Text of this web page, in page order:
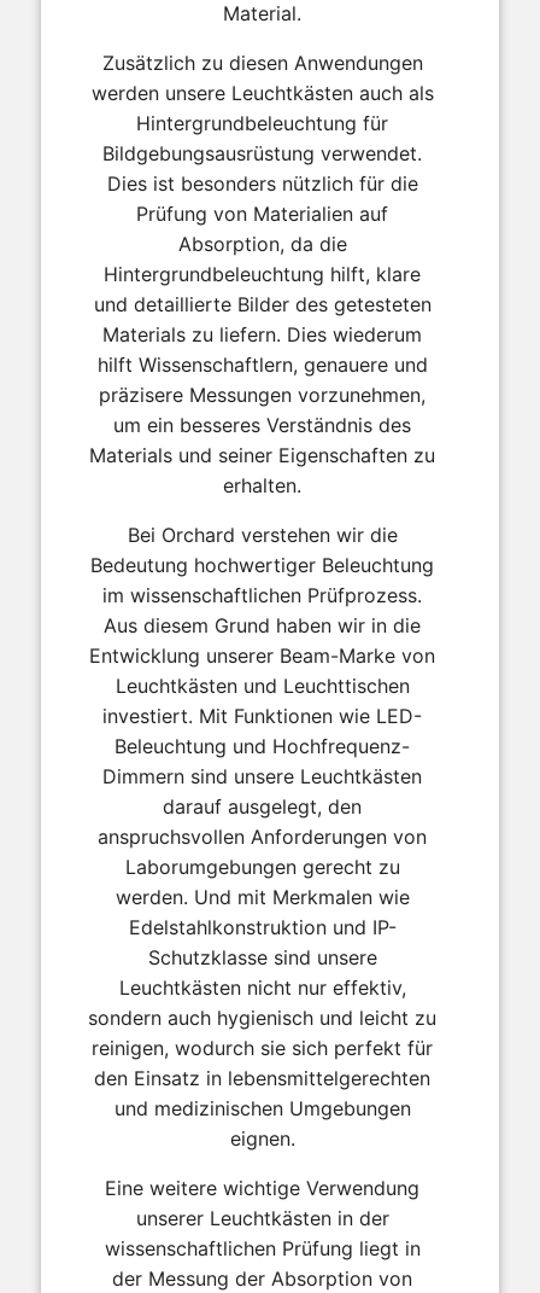
Material.
Zusätzlich zu diesen Anwendungen
werden unsere Leuchtkästen auch als
Hintergrundbeleuchtung für
Bildgebungsausrüstung verwendet.
Dies ist besonders nützlich für die
Prüfung von Materialien auf
Absorption, da die
Hintergrundbeleuchtung hilft, klare
und detaillierte Bilder des getesteten
Materials zu liefern. Dies wiederum
hilft Wissenschaftlern, genauere und
präzisere Messungen vorzunehmen,
um ein besseres Verständnis des
Materials und seiner Eigenschaften zu
erhalten.
Bei Orchard verstehen wir die
Bedeutung hochwertiger Beleuchtung
im wissenschaftlichen Prüfprozess.
Aus diesem Grund haben wir in die
Entwicklung unserer Beam-Marke von
Leuchtkästen und Leuchttischen
investiert. Mit Funktionen wie LED-
Beleuchtung und Hochfrequenz-
Dimmern sind unsere Leuchtkästen
darauf ausgelegt, den
anspruchsvollen Anforderungen von
Laborumgebungen gerecht zu
werden. Und mit Merkmalen wie
Edelstahlkonstruktion und IP-
Schutzklasse sind unsere
Leuchtkästen nicht nur effektiv,
sondern auch hygienisch und leicht zu
reinigen, wodurch sie sich perfekt für
den Einsatz in lebensmittelgerechten
und medizinischen Umgebungen
eignen.
Eine weitere wichtige Verwendung
unserer Leuchtkästen in der
wissenschaftlichen Prüfung liegt in
der Messung der Absorption von